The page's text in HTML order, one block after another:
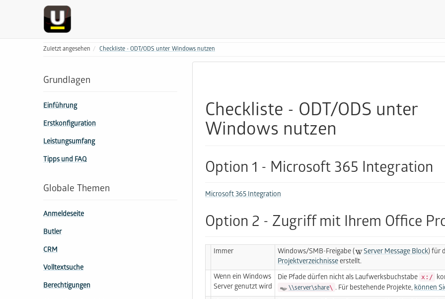
Zuletzt angesehen Checkliste - ODT/ODS unter Windows nutzen
Grundlagen
Einführung
Erstkonfiguration
Leistungsumfang
Tipps und FAQ
Globale Themen
Anmeldeseite
Butler
CRM
Volltextsuche
Berechtigungen
Checkliste - ODT/ODS unter
Windows nutzen
Option 1 - Microsoft 365 Integration
Microsoft 365 Integration
Option 2 - Zugriff mit Ihrem Office
Immer Windows/SMB-Freigabe ( Server Message Block) für
Projektverzeichnisseerstellt.
Wenn ein Windows
Server genutzt wird
Die Pfade dürfen nicht als Laufwerksbuchstabe x:/
\\server\share\ . Für bestehende Projekte,können